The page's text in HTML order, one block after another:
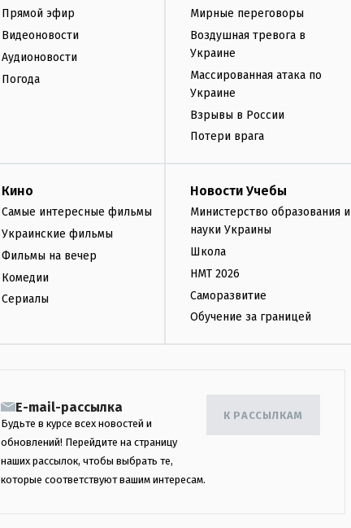
Прямой эфир
Видеоновости
Аудионовости
Погода
Мирные переговоры
Воздушная тревога в
Украине
Массированная атака по
Украине
Взрывы в России
Потери врага
Кино
Самые интересные фильмы
Украинские фильмы
Фильмы на вечер
Комедии
Сериалы
Новости Учебы
Министерство образования и
науки Украины
Школа
НМТ 2026
Саморазвитие
Обучение за границей
E-mail-рассылка
Будьте в курсе всех новостей и
обновлений! Перейдите на страницу
наших рассылок, чтобы выбрать те,
которые соответствуют вашим интересам.
К РАССЫЛКАМ